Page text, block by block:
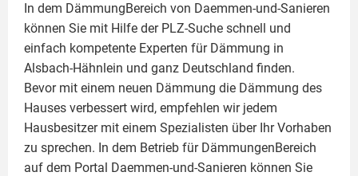
In dem DämmungBereich von Daemmen-und-Sanieren
können Sie mit Hilfe der PLZ-Suche schnell und
einfach kompetente Experten für Dämmung in
Alsbach-Hähnlein und ganz Deutschland finden.
Bevor mit einem neuen Dämmung die Dämmung des
Hauses verbessert wird, empfehlen wir jedem
Hausbesitzer mit einem Spezialisten über Ihr Vorhaben
zu sprechen. In dem Betrieb für DämmungenBereich
auf dem Portal Daemmen-und-Sanieren können Sie